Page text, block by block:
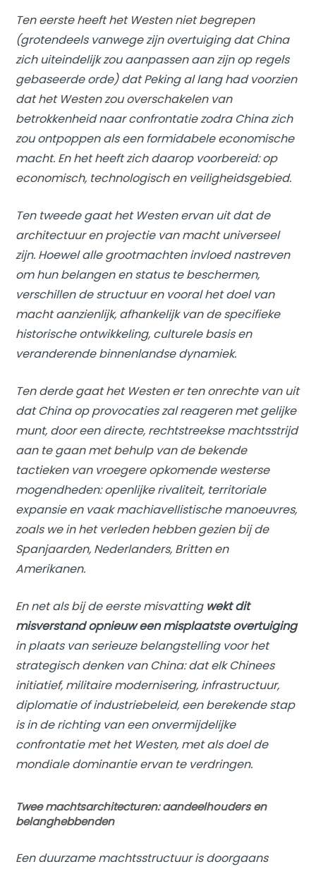
Ten eerste heeft het Westen niet begrepen
(grotendeels vanwege zijn overtuiging dat China
zich uiteindelijk zou aanpassen aan zijn op regels
gebaseerde orde) dat Peking al lang had voorzien
dat het Westen zou overschakelen van
betrokkenheid naar confrontatie zodra China zich
zou ontpoppen als een formidabele economische
macht. En het heeft zich daarop voorbereid: op
economisch, technologisch en veiligheidsgebied.
Ten tweede gaat het Westen ervan uit dat de
architectuur en projectie van macht universeel
zijn. Hoewel alle grootmachten invloed nastreven
om hun belangen en status te beschermen,
verschillen de structuur en vooral het doel van
macht aanzienlijk, afhankelijk van de specifieke
historische ontwikkeling, culturele basis en
veranderende binnenlandse dynamiek.
Ten derde gaat het Westen er ten onrechte van uit
dat China op provocaties zal reageren met gelijke
munt, door een directe, rechtstreekse machtsstrijd
aan te gaan met behulp van de bekende
tactieken van vroegere opkomende westerse
mogendheden: openlijke rivaliteit, territoriale
expansie en vaak machiavellistische manoeuvres,
zoals we in het verleden hebben gezien bij de
Spanjaarden, Nederlanders, Britten en
Amerikanen.
En net als bij de eerste misvatting wekt dit
misverstand opnieuw een misplaatste overtuiging
in plaats van serieuze belangstelling voor het
strategisch denken van China: dat elk Chinees
initiatief, militaire modernisering, infrastructuur,
diplomatie of industriebeleid, een berekende stap
is in de richting van een onvermijdelijke
confrontatie met het Westen, met als doel de
mondiale dominantie ervan te verdringen.
Twee machtsarchitecturen: aandeelhouders en
belanghebbenden
Een duurzame machtsstructuur is doorgaans